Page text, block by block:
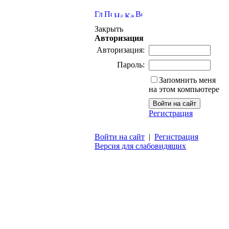
Закрыть
Авторизация
Авторизация:
Пароль:
Запомнить меня
на этом компьютере
Регистрация
Войти на сайт | Регистрация
Версия для слабовидящих